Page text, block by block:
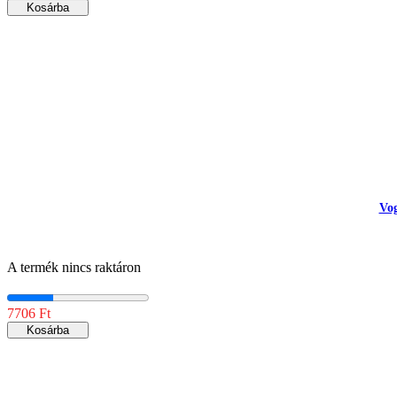
Kosárba
A termék nincs raktáron
7706 Ft
Kosárba